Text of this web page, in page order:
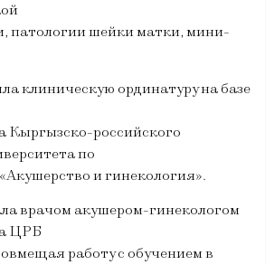
патологии шейки матки, мини-
клиническую ординатуру на базе
Кыргызско-российского
по
и гинекология».
врачом акушером-гинекологом
ЦРБ
работу с обучением в